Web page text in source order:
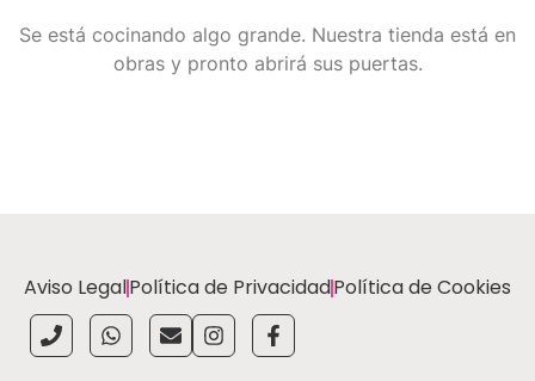
Se está cocinando algo grande. Nuestra tienda está en
obras y pronto abrirá sus puertas.
Aviso LegalPolítica de PrivacidadPolítica de Cookies